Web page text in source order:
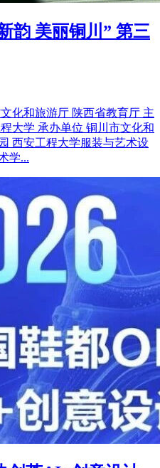
韵 美丽铜川” 第三
化和旅游厅 陕西省教育厅 主
大学 承办单位 铜川市文化和
西安工程大学服装与艺术设
学...